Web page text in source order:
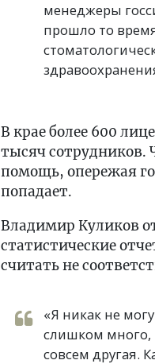
менеджеры
прошло то
В крае более 600
тысяч сотрудников.
помощь, опережая
попадает.
Владимир Куликов
статистические
считать не
«Я никак не
слишком много,
совсем другая.